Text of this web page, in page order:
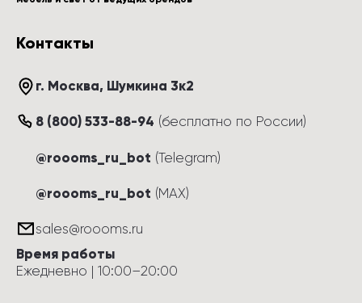
Контакты
г. Москва, Шумкина 3к2
8 (800) 533-88-94 (бесплатно по России)
@roooms_ru_bot (Telegram)
@roooms_ru_bot (MAX)
sales@roooms.ru
Время работы
Ежедневно | 10:00–20:00